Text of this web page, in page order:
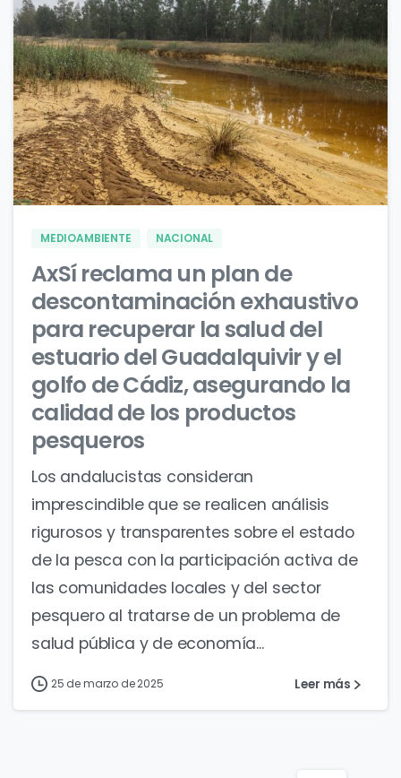
0 0
MEDIOAMBIENTE NACIONAL
AxSí reclama un plan de
descontaminación exhaustivo
para recuperar la salud del
estuario del Guadalquivir y el
golfo de Cádiz, asegurando la
calidad de los productos
pesqueros
Los andalucistas consideran
imprescindible que se realicen análisis
rigurosos y transparentes sobre el estado
de la pesca con la participación activa de
las comunidades locales y del sector
pesquero al tratarse de un problema de
salud pública y de economía...
25 de marzo de 2025 Leer más